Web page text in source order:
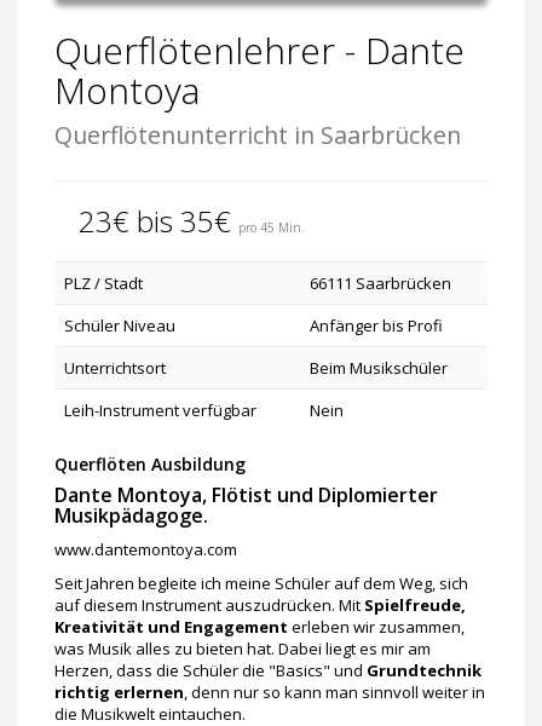
Querflötenlehrer - Dante
Montoya
Querflötenunterricht in Saarbrücken
23€ bis 35€ pro 45 Min.
PLZ / Stadt
66111 Saarbrücken
Schüler Niveau
Anfänger bis Profi
Unterrichtsort
Beim Musikschüler
Leih-Instrument verfügbar
Nein
Querflöten Ausbildung
Dante Montoya, Flötist und Diplomierter
Musikpädagoge.
www.dantemontoya.com
Seit Jahren begleite ich meine Schüler auf dem Weg, sich
auf diesem Instrument auszudrücken. Mit Spielfreude,
Kreativität und Engagement erleben wir zusammen,
was Musik alles zu bieten hat. Dabei liegt es mir am
Herzen, dass die Schüler die "Basics" und Grundtechnik
richtig erlernen, denn nur so kann man sinnvoll weiter in
die Musikwelt eintauchen.